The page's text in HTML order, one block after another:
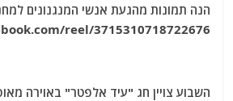
הנה תמונות מהגעת אנשי המנגנונים
reel/3715310718722676
השבוע צויין חג "עיד אלפטר" באוירה